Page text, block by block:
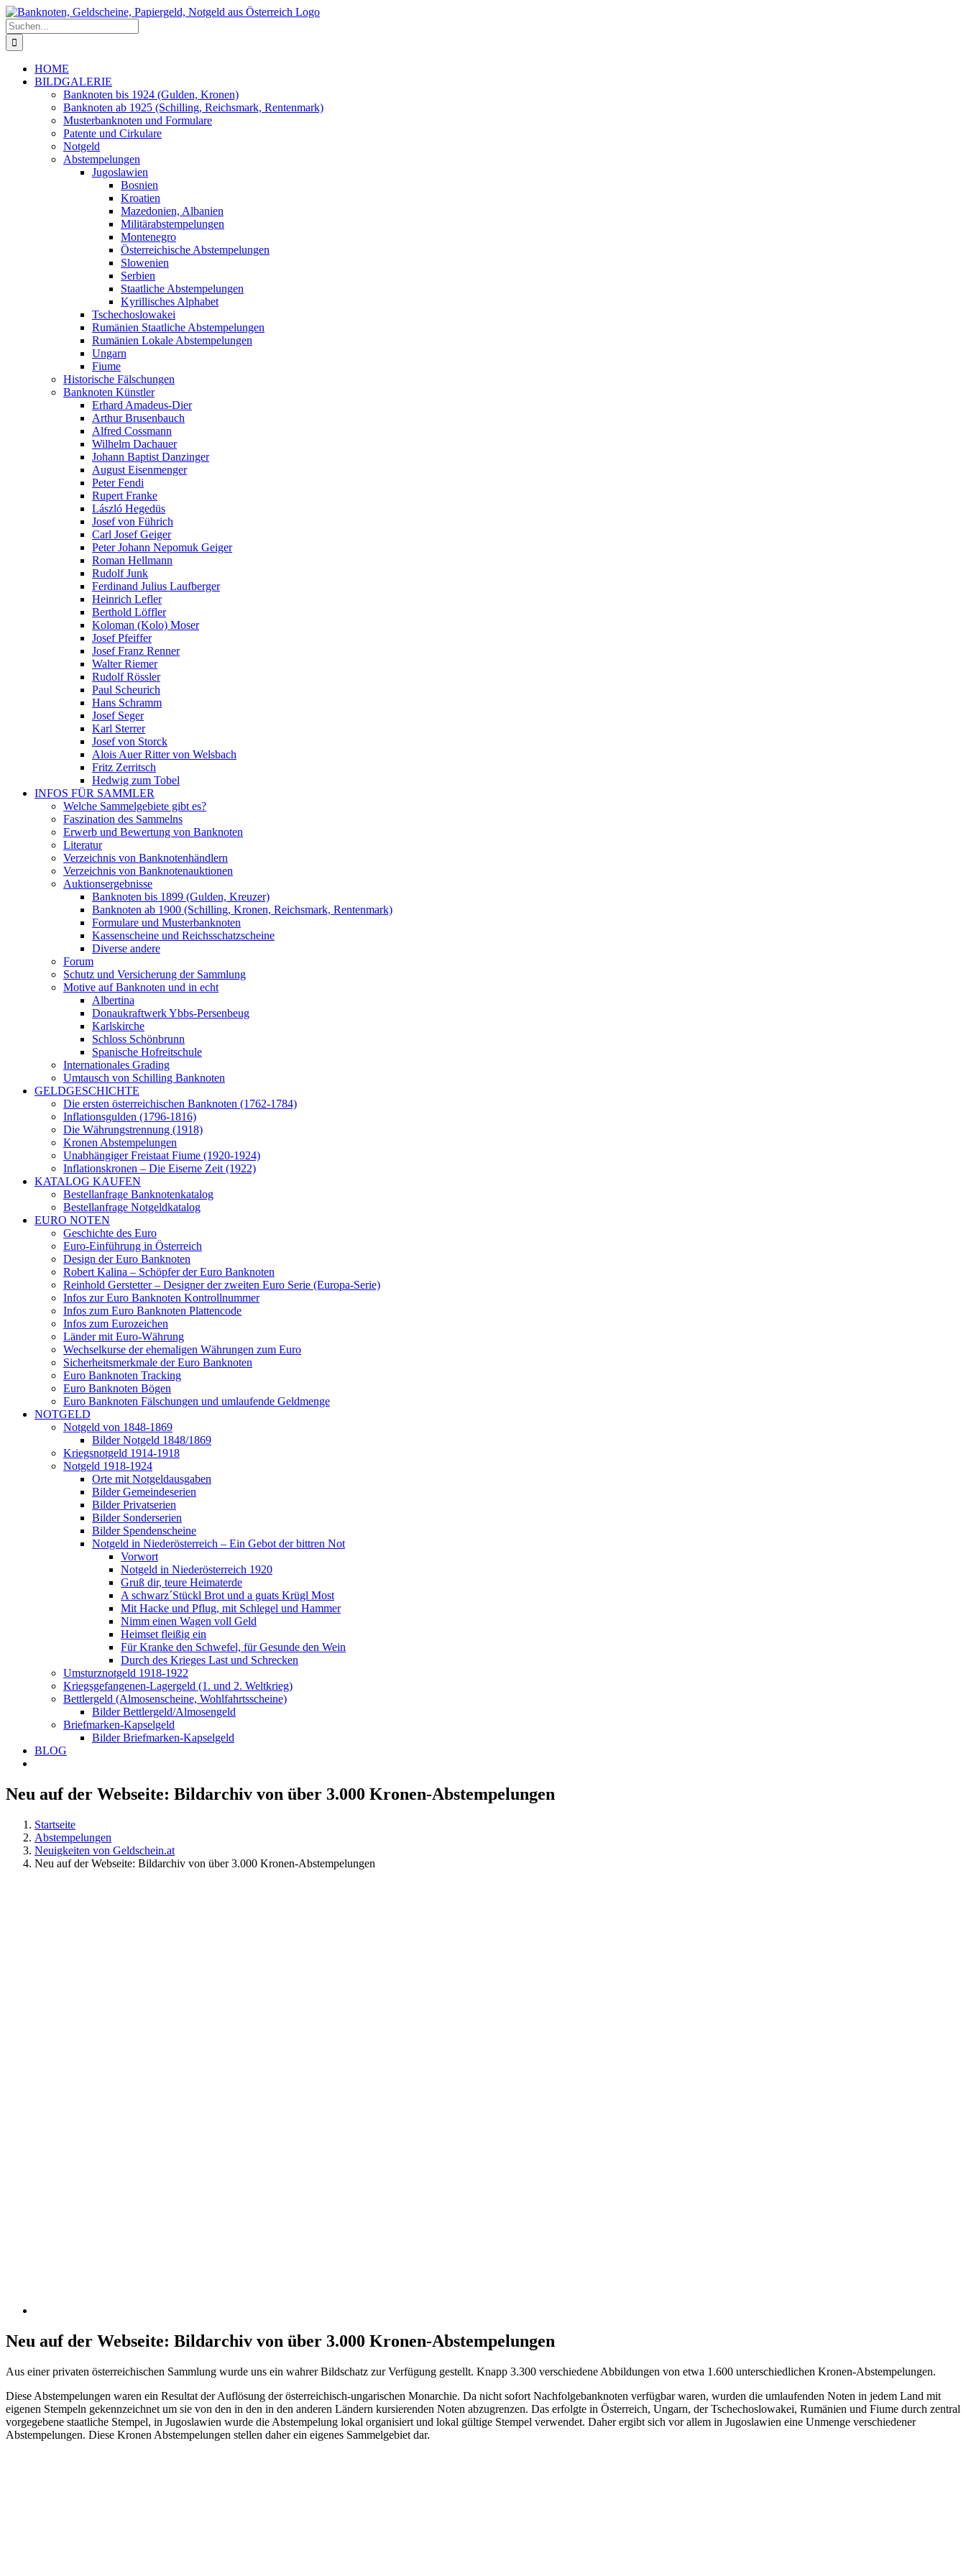
Zum
Inhalt
springen
Suche
nach:
HOME
BILDGALERIE
Banknoten bis 1924 (Gulden, Kronen)
Banknoten ab 1925 (Schilling, Reichsmark, Rentenmark)
Musterbanknoten und Formulare
Patente und Cirkulare
Notgeld
Abstempelungen
Jugoslawien
Bosnien
Kroatien
Mazedonien, Albanien
Militärabstempelungen
Montenegro
Österreichische Abstempelungen
Slowenien
Serbien
Staatliche Abstempelungen
Kyrillisches Alphabet
Tschechoslowakei
Rumänien Staatliche Abstempelungen
Rumänien Lokale Abstempelungen
Ungarn
Fiume
Historische Fälschungen
Banknoten Künstler
Erhard Amadeus-Dier
Arthur Brusenbauch
Alfred Cossmann
Wilhelm Dachauer
Johann Baptist Danzinger
August Eisenmenger
Peter Fendi
Rupert Franke
László Hegedüs
Josef von Führich
Carl Josef Geiger
Peter Johann Nepomuk Geiger
Roman Hellmann
Rudolf Junk
Ferdinand Julius Laufberger
Heinrich Lefler
Berthold Löffler
Koloman (Kolo) Moser
Josef Pfeiffer
Josef Franz Renner
Walter Riemer
Rudolf Rössler
Paul Scheurich
Hans Schramm
Josef Seger
Karl Sterrer
Josef von Storck
Alois Auer Ritter von Welsbach
Fritz Zerritsch
Hedwig zum Tobel
INFOS FÜR SAMMLER
Welche Sammelgebiete gibt es?
Faszination des Sammelns
Erwerb und Bewertung von Banknoten
Literatur
Verzeichnis von Banknotenhändlern
Verzeichnis von Banknotenauktionen
Auktionsergebnisse
Banknoten bis 1899 (Gulden, Kreuzer)
Banknoten ab 1900 (Schilling, Kronen, Reichsmark, Rentenmark)
Formulare und Musterbanknoten
Kassenscheine und Reichsschatzscheine
Diverse andere
Forum
Schutz und Versicherung der Sammlung
Motive auf Banknoten und in echt
Albertina
Donaukraftwerk Ybbs-Persenbeug
Karlskirche
Schloss Schönbrunn
Spanische Hofreitschule
Internationales Grading
Umtausch von Schilling Banknoten
GELDGESCHICHTE
Die ersten österreichischen Banknoten (1762-1784)
Inflationsgulden (1796-1816)
Die Währungstrennung (1918)
Kronen Abstempelungen
Unabhängiger Freistaat Fiume (1920-1924)
Inflationskronen – Die Eiserne Zeit (1922)
KATALOG KAUFEN
Bestellanfrage Banknotenkatalog
Bestellanfrage Notgeldkatalog
EURO NOTEN
Geschichte des Euro
Euro-Einführung in Österreich
Design der Euro Banknoten
Robert Kalina – Schöpfer der Euro Banknoten
Reinhold Gerstetter – Designer der zweiten Euro Serie (Europa-Serie)
Infos zur Euro Banknoten Kontrollnummer
Infos zum Euro Banknoten Plattencode
Infos zum Eurozeichen
Länder mit Euro-Währung
Wechselkurse der ehemaligen Währungen zum Euro
Sicherheitsmerkmale der Euro Banknoten
Euro Banknoten Tracking
Euro Banknoten Bögen
Euro Banknoten Fälschungen und umlaufende Geldmenge
NOTGELD
Notgeld von 1848-1869
Bilder Notgeld 1848/1869
Kriegsnotgeld 1914-1918
Notgeld 1918-1924
Orte mit Notgeldausgaben
Bilder Gemeindeserien
Bilder Privatserien
Bilder Sonderserien
Bilder Spendenscheine
Notgeld in Niederösterreich – Ein Gebot der bittren Not
Vorwort
Notgeld in Niederösterreich 1920
Gruß dir, teure Heimaterde
A schwarz´Stückl Brot und a guats Krügl Most
Mit Hacke und Pflug, mit Schlegel und Hammer
Nimm einen Wagen voll Geld
Heimset fleißig ein
Für Kranke den Schwefel, für Gesunde den Wein
Durch des Krieges Last und Schrecken
Umsturznotgeld 1918-1922
Kriegsgefangenen-Lagergeld (1. und 2. Weltkrieg)
Bettlergeld (Almosenscheine, Wohlfahrtsscheine)
Bilder Bettlergeld/Almosengeld
Briefmarken-Kapselgeld
Bilder Briefmarken-Kapselgeld
BLOG
Neu auf der Webseite: Bildarchiv von über 3.000 Kronen-Abstempelungen
Startseite
Abstempelungen
Neuigkeiten von Geldschein.at
Neu auf der Webseite: Bildarchiv von über 3.000 Kronen-Abstempelungen
Neu auf der Webseite: Bildarchiv von über 3.000 Kronen-Abstempelungen
Aus einer privaten österreichischen Sammlung wurde uns ein wahrer Bildschatz zur Verfügung gestellt. Knapp 3.300 verschiedene Abbildungen von etwa 1.600 unterschiedlichen Kronen-Abstempelungen.
Diese Abstempelungen waren ein Resultat der Auflösung der österreichisch-ungarischen Monarchie. Da nicht sofort Nachfolgebanknoten verfügbar waren, wurden die umlaufenden Noten in jedem Land mit
eigenen Stempeln gekennzeichnet um sie von den in den in den anderen Ländern kursierenden Noten abzugrenzen. Das erfolgte in Österreich, Ungarn, der Tschechoslowakei, Rumänien und Fiume durch zentral
vorgegebene staatliche Stempel, in Jugoslawien wurde die Abstempelung lokal organisiert und lokal gültige Stempel verwendet. Daher ergibt sich vor allem in Jugoslawien eine Unmenge verschiedener
Abstempelungen. Diese Kronen Abstempelungen stellen daher ein eigenes Sammelgebiet dar.